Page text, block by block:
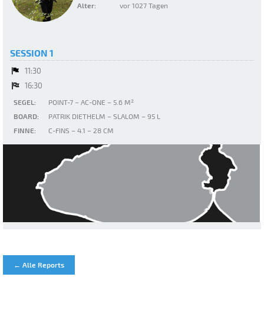
Alter:
vor 1027 Tagen
SESSION 1
11:30
16:30
SEGEL:
POINT-7 – AC-ONE – 5.6 M²
BOARD:
PATRIK DIETHELM – SLALOM – 95 L
FINNE:
C-FINS – 4.1 – 28 CM
← Alle Reports